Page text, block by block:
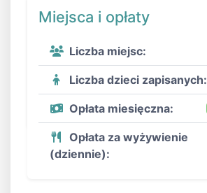
Miejsca i opłaty
Liczba miejsc:
Liczba dzieci zapisanych:
Opłata miesięczna:
Opłata za wyżywienie
(dziennie):